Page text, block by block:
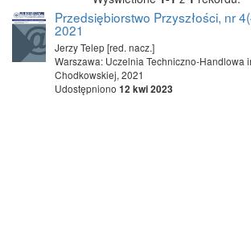
Przedsiębiorstwo Przyszłości, nr
2021
Jerzy Telep [red. nacz.]
Warszawa: Uczelnia Techniczno-Handlowa
Chodkowskiej, 2021
Udostępniono 12 kwi 2023